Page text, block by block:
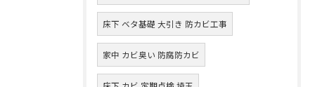
床下 ベタ基礎 大引き 防カビ工事
家中 カビ臭い 防腐防カビ